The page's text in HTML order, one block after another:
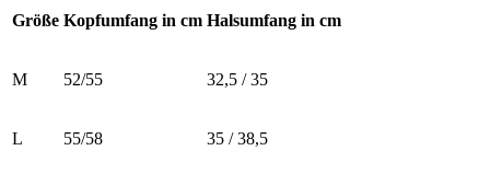
Größe Kopfumfang in cm Halsumfang in cm
M 52/55 32,5 / 35
L 55/58 35 / 38,5